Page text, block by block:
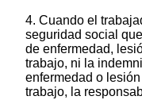
4. Cuando el
seguridad social
de enfermedad,
trabajo, ni la
enfermedad o
trabajo, la